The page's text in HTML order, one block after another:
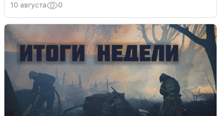
10 августа 0